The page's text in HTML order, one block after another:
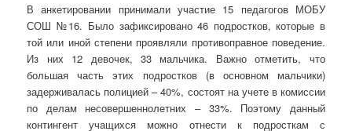
В анкетировании принимали участие 15 педагогов МОБУ
СОШ №16. Было зафиксировано 46 подростков, которые в
той или иной степени проявляли противоправное поведение.
Из них 12 девочек, 33 мальчика. Важно отметить, что
большая часть этих подростков (в основном мальчики)
задерживалась полицией – 40%, состоят на учете в комиссии
по делам несовершеннолетних – 33%. Поэтому данный
контингент учащихся можно отнести к подросткам с